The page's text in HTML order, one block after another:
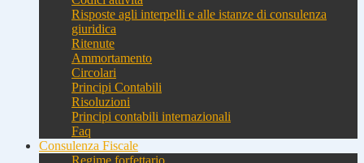
Risposte agli interpelli e alle istanze di consulenza
giuridica
Ritenute
Ammortamento
Circolari
Principi Contabili
Risoluzioni
Principi contabili internazionali
Faq
Consulenza Fiscale
Regime forfettario